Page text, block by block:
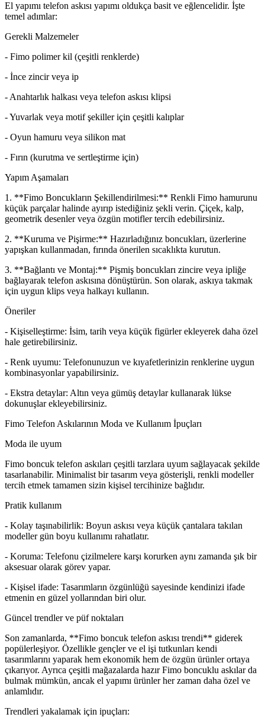
El yapımı telefon askısı yapımı oldukça basit ve eğlencelidir. İşte
temel adımlar:
Gerekli Malzemeler
- Fimo polimer kil (çeşitli renklerde)
- İnce zincir veya ip
- Anahtarlık halkası veya telefon askısı klipsi
- Yuvarlak veya motif şekiller için çeşitli kalıplar
- Oyun hamuru veya silikon mat
- Fırın (kurutma ve sertleştirme için)
Yapım Aşamaları
1. **Fimo Boncukların Şekillendirilmesi:** Renkli Fimo hamurunu
küçük parçalar halinde ayırıp istediğiniz şekli verin. Çiçek, kalp,
geometrik desenler veya özgün motifler tercih edebilirsiniz.
2. **Kuruma ve Pişirme:** Hazırladığınız boncukları, üzerlerine
yapışkan kullanmadan, fırında önerilen sıcaklıkta kurutun.
3. **Bağlantı ve Montaj:** Pişmiş boncukları zincire veya ipliğe
bağlayarak telefon askısına dönüştürün. Son olarak, askıya takmak
için uygun klips veya halkayı kullanın.
Öneriler
- Kişiselleştirme: İsim, tarih veya küçük figürler ekleyerek daha özel
hale getirebilirsiniz.
- Renk uyumu: Telefonunuzun ve kıyafetlerinizin renklerine uygun
kombinasyonlar yapabilirsiniz.
- Ekstra detaylar: Altın veya gümüş detaylar kullanarak lükse
dokunuşlar ekleyebilirsiniz.
Fimo Telefon Askılarının Moda ve Kullanım İpuçları
Moda ile uyum
Fimo boncuk telefon askıları çeşitli tarzlara uyum sağlayacak şekilde
tasarlanabilir. Minimalist bir tasarım veya gösterişli, renkli modeller
tercih etmek tamamen sizin kişisel tercihinize bağlıdır.
Pratik kullanım
- Kolay taşınabilirlik: Boyun askısı veya küçük çantalara takılan
modeller gün boyu kullanımı rahatlatır.
- Koruma: Telefonu çizilmelere karşı korurken aynı zamanda şık bir
aksesuar olarak görev yapar.
- Kişisel ifade: Tasarımların özgünlüğü sayesinde kendinizi ifade
etmenin en güzel yollarından biri olur.
Güncel trendler ve püf noktaları
Son zamanlarda, **Fimo boncuk telefon askısı trendi** giderek
popülerleşiyor. Özellikle gençler ve el işi tutkunları kendi
tasarımlarını yaparak hem ekonomik hem de özgün ürünler ortaya
çıkarıyor. Ayrıca çeşitli mağazalarda hazır Fimo boncuklu askılar da
bulmak mümkün, ancak el yapımı ürünler her zaman daha özel ve
anlamlıdır.
Trendleri yakalamak için ipuçları: